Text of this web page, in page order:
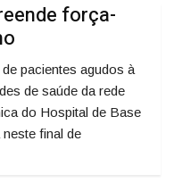
força-
pacientes agudos à
de saúde da rede
do Hospital de Base
final de